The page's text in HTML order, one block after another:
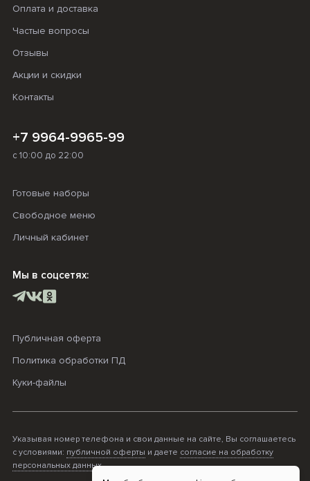
Оплата и доставка
Частые вопросы
Отзывы
Акции и скидки
Контакты
+7 9964-9965-99
с 10:00 до 22:00
Готовые наборы
Свободное меню
Личный кабинет
Мы в соцсетях:
Публичная оферта
Политика обработки ПД
Куки-файлы
Указывая номер телефона и свои данные на сайте, Вы соглашаетесь
с условиями: публичной оферты и даете согласие на обработку
персональных данных.